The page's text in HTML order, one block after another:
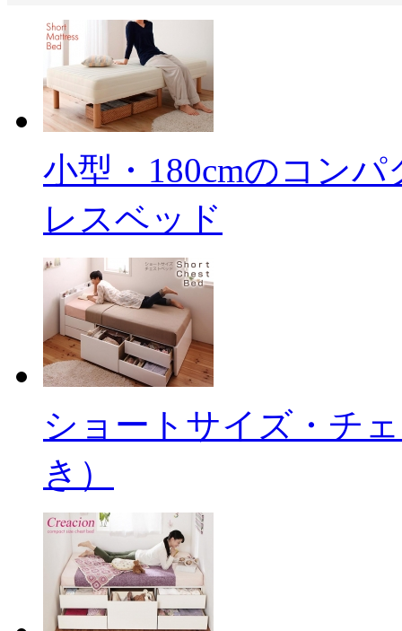
小型・180cmのコン
レスベッド
ショートサイズ・チ
き）